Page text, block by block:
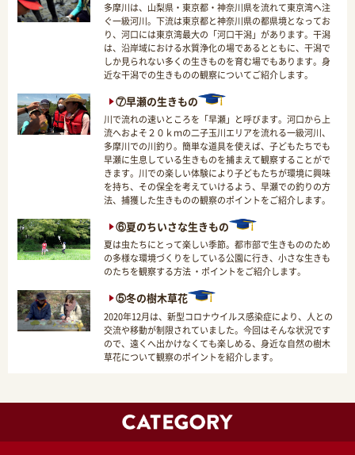
多摩川は、山梨県・東京都・神奈川県を流れて東京湾へ注
ぐ一級河川。下流は東京都と神奈川県の都県境となってお
り、河口には東京湾最大の「河口干潟」があります。干潟
は、沿岸域における水質浄化の場であるとともに、干潟で
しか見られない多くの生きものを育む場でもあります。身
近な干潟での生きものの観察についてご紹介します。
⑦早瀬の生きもの
川で流れの速いところを「早瀬」と呼びます。河口から上
流へおよそ２０ｋｍの二子玉川エリアを流れる一級河川、
多摩川での川釣り。簡単な道具を使えば、子どもたちでも
早瀬に生息している生きものを捕まえて観察することがで
きます。川での楽しい体験により子どもたちが環境に興味
を持ち、その保全を考えていけるよう、早瀬での釣りの方
法、捕獲した生きものの観察のポイントをご紹介します。
⑥夏のちいさな生きもの
夏は虫たちにとって楽しい季節。都市部で生きもののため
の多様な環境づくりをしている公園に行き、小さな生きも
のたちを観察する方法 ・ポイントをご紹介します。
⑤冬の樹木草花
2020年12月は、新型コロナウイルス感染症により、人との
交流や移動が制限されていました。今回はそんな状況です
ので、遠くへ出かけなくても楽しめる、身近な自然の樹木
草花について観察のポイントを紹介します。